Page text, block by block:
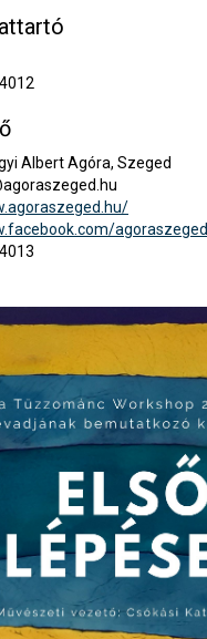
Albert Agóra, Szeged
agoraszeged